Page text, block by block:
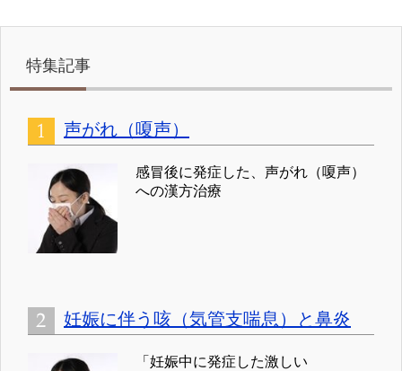
特集記事
声がれ（嗄声）
感冒後に発症した、声がれ（嗄声）
への漢方治療
妊娠に伴う咳（気管支喘息）と鼻炎
「妊娠中に発症した激しい